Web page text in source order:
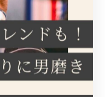
る力を養い、納得
姿勢が大切です。
向上習慣